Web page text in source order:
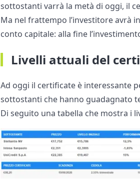
sottostanti varrà la metà di oggi, il
Ma nel frattempo l’investitore avrà
conto capitale: alla fine
Livelli attuali del
Ad oggi il certificate è interessante
sottostanti che hanno guadagnato
Di seguito una tabella che mostra i